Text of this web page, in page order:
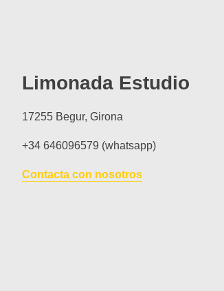
Limonada Estudio
17255 Begur, Girona
+34 646096579 (whatsapp)
Contacta con nosotros